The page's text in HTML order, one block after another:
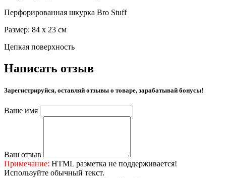
Перфорированная шкурка Bro Stuff
Размер: 84 х 23 см
Цепкая поверхность
Написать отзыв
Зарегистрируйся, оставляй отзывы о товаре, зарабатывай бонусы!
Ваше имя
Ваш отзыв
Примечание: HTML разметка не поддерживается!
Используйте обычный текст.